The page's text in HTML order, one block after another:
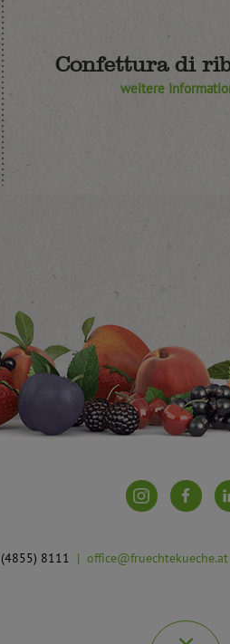
Confettura di
weitere
8111
office@fruechtekueche.at